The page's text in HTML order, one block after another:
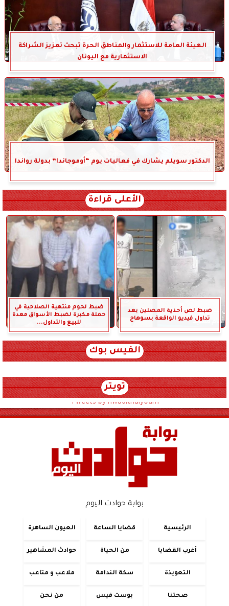
الهيئة العامة للاستثمار والمناطق الحرة تبحث تعزيز الشراكة
الاستثمارية مع اليونان
الدكتور سويلم يشارك في فعاليات يوم “أوموجاندا” بدولة رواندا
الأعلى قراءة
ضبط لص أحذية المصلين بعد
تداول فيديو الواقعة بسوهاج
ضبط لحوم منتهية الصلاحية في
حملة مكبرة لضبط الأسواق معدة
للبيع والتداول...
الفيس بوك
تويتر
Tweets by hwadithalyoum
بوابة حوادث اليوم
الرئيسية قضايا الساعة العيون الساهرة
أغرب القضايا من الحياة حوادث المشاهير
التعويذة سكة الندامة ملاعب و متاعب
صحتنا بوست فيس من نحن